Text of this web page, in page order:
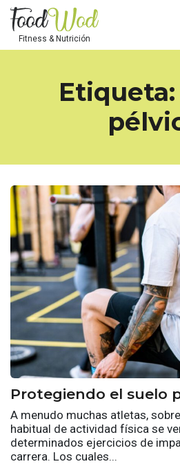
Fitness & Nutrición
Etiqueta:
Protegiendo el suelo
A menudo muchas atletas,
habitual de actividad física se
determinados ejercicios de
carrera. Los cuales...